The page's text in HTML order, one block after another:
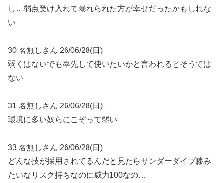
し…弱点受け入れて暴れられた方が幸せだったかもしれな
い
30 名無しさん 26/06/28(日)
弱くはないでも率先して使いたいかと言われるとそうでは
ない
31 名無しさん 26/06/28(日)
環境に多い奴らにこぞって弱い
33 名無しさん 26/06/28(日)
どんな技が採用されてるんだと見たらサンダーダイブ膝み
たいなリスク持ちなのに威力100なの…